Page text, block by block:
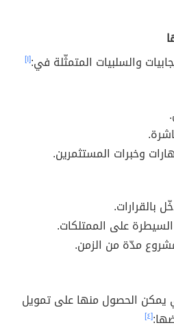
والسلبيات المتمثّلة في:[١]
وخبرات المستثمرين.
بالقرارات.
على الممتلكات.
مدّة من الزمن.
يمكن الحصول منها على تمويل
[٤]